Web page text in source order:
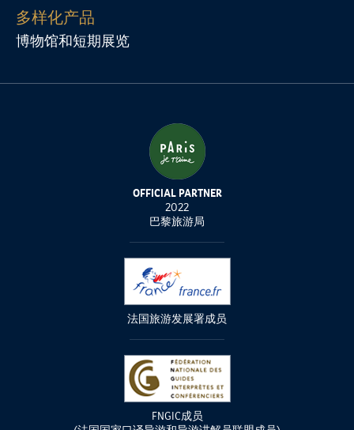
多样化产品
博物馆和短期展览
OFFICIAL PARTNER
2022
巴黎旅游局
法国旅游发展署成员
FNGIC成员